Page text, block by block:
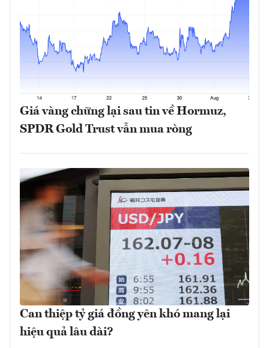
Giá vàng chững lại sau tin về Hormuz,
SPDR Gold Trust vẫn mua ròng
Can thiệp tỷ giá đồng yên khó mang lại
hiệu quả lâu dài?